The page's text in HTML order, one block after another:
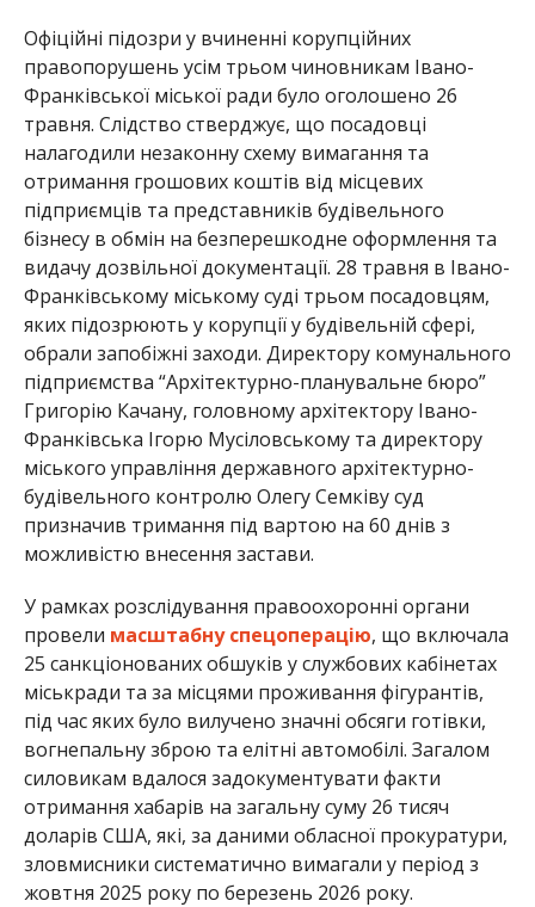
Офіційні підозри у вчиненні корупційних
правопорушень усім трьом чиновникам Івано-
Франківської міської ради було оголошено 26
травня. Слідство стверджує, що посадовці
налагодили незаконну схему вимагання та
отримання грошових коштів від місцевих
підприємців та представників будівельного
бізнесу в обмін на безперешкодне оформлення та
видачу дозвільної документації. 28 травня в Івано-
Франківському міському суді трьом посадовцям,
яких підозрюють у корупції у будівельній сфері,
обрали запобіжні заходи. Директору комунального
підприємства “Архітектурно-планувальне бюро”
Григорію Качану, головному архітектору Івано-
Франківська Ігорю Мусіловському та директору
міського управління державного архітектурно-
будівельного контролю Олегу Семківу суд
призначив тримання під вартою на 60 днів з
можливістю внесення застави.
У рамках розслідування правоохоронні органи
провели масштабну спецоперацію, що включала
25 санкціонованих обшуків у службових кабінетах
міськради та за місцями проживання фігурантів,
під час яких було вилучено значні обсяги готівки,
вогнепальну зброю та елітні автомобілі. Загалом
силовикам вдалося задокументувати факти
отримання хабарів на загальну суму 26 тисяч
доларів США, які, за даними обласної прокуратури,
зловмисники систематично вимагали у період з
жовтня 2025 року по березень 2026 року.